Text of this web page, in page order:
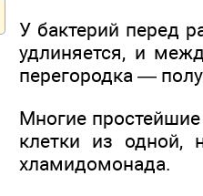
У бактерий перед
удлиняется, и
перегородка —
Многие
клетки из одной,
хламидомонада.